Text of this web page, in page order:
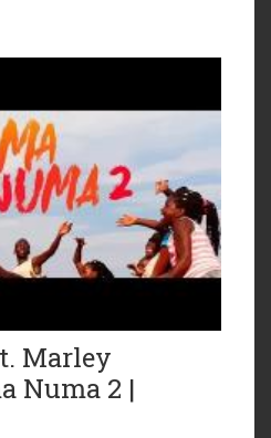
Marley
Numa 2 |